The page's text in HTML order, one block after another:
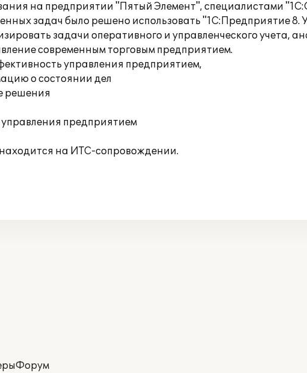
на предприятии "Пятый Элемент", специалистами
задач было решено использовать "1С:Предприятие 8.
задачи оперативного и управленческого учета,
современным торговым предприятием.
управления предприятием,
о состоянии дел
решения
предприятием
на ИТС-сопровождении.
Форум